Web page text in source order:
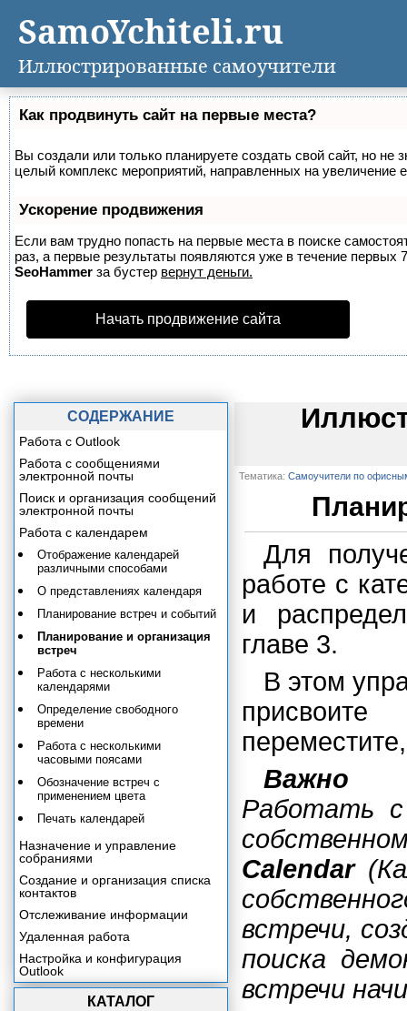
Как продвинуть сайт на первые места?
Вы создали или только планируете создать свой сайт, но не
целый комплекс мероприятий, направленных на увеличение
Ускорение продвижения
Если вам трудно попасть на первые места в поиске
раз, а первые результаты появляются уже в течение первых
SeoHammer за бустер вернут деньги.
Начать продвижение сайта
Тематика: Самоучители по
Для
работе с
и
главе 3.
В этом
Важно
Работать
Calendar
встречи,
поиска
встречи
СОДЕРЖАНИЕ
Работа с Outlook
Работа с сообщениями
электронной почты
Поиск и организация сообщений
электронной почты
Работа с календарем
Отображение календарей
различными способами
О представлениях календаря
Планирование встреч и событий
Планирование и организация
встреч
Работа с несколькими
календарями
Определение свободного
времени
Работа с несколькими
часовыми поясами
Обозначение встреч с
применением цвета
Печать календарей
Назначение и управление
собраниями
Создание и организация списка
контактов
Отслеживание информации
Удаленная работа
Настройка и конфигурация
Outlook
КАТАЛОГ
SamoYchiteli.ru
Иллюстрированные самоучители